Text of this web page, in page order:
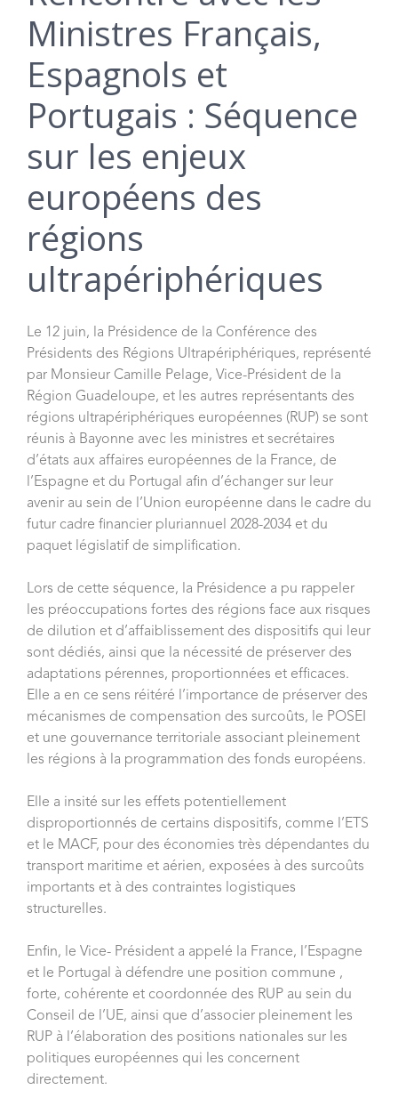
Ministres Français,
Espagnols et
Portugais : Séquence
sur les enjeux
européens des
régions
ultrapériphériques
Le 12 juin, la Présidence de la Conférence des
Présidents des Régions Ultrapériphériques, représenté
par Monsieur Camille Pelage, Vice-Président de la
Région Guadeloupe, et les autres représentants des
régions ultrapériphériques européennes (RUP) se sont
réunis à Bayonne avec les ministres et secrétaires
d’états aux affaires européennes de la France, de
l’Espagne et du Portugal afin d’échanger sur leur
avenir au sein de l’Union européenne dans le cadre du
futur cadre financier pluriannuel 2028-2034 et du
paquet législatif de simplification.
Lors de cette séquence, la Présidence a pu rappeler
les préoccupations fortes des régions face aux risques
de dilution et d’affaiblissement des dispositifs qui leur
sont dédiés, ainsi que la nécessité de préserver des
adaptations pérennes, proportionnées et efficaces.
Elle a en ce sens réitéré l’importance de préserver des
mécanismes de compensation des surcoûts, le POSEI
et une gouvernance territoriale associant pleinement
les régions à la programmation des fonds européens.
Elle a insité sur les effets potentiellement
disproportionnés de certains dispositifs, comme l’ETS
et le MACF, pour des économies très dépendantes du
transport maritime et aérien, exposées à des surcoûts
importants et à des contraintes logistiques
structurelles.
Enfin, le Vice- Président a appelé la France, l’Espagne
et le Portugal à défendre une position commune ,
forte, cohérente et coordonnée des RUP au sein du
Conseil de l’UE, ainsi que d’associer pleinement les
RUP à l’élaboration des positions nationales sur les
politiques européennes qui les concernent
directement.